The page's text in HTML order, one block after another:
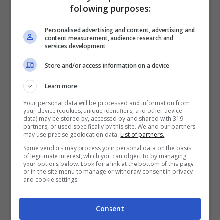
Romagna.Il codice (PNR
n.fidelity per gli altri) è
quindi 1 sola transazione
di acquisto
indipendentemente dal
numero di biglietti. In
questa fase sarà attiva
solo la vendita online.Dalle
10 del 23/1 alle 22 del 25/1
l’acquisto è riservato ai
possessori di fidelity card
following purposes:
Personalised advertising and content, advertising and
content measurement, audience research and
services development
Store and/or access information on a device
Learn more
Your personal data will be processed and information from
your device (cookies, unique identifiers, and other device
data) may be stored by, accessed by and shared with 319
partners, or used specifically by this site. We and our partners
may use precise geolocation data. List of partners.
Some vendors may process your personal data on the basis
of legitimate interest, which you can object to by managing
your options below. Look for a link at the bottom of this page
or in the site menu to manage or withdraw consent in privacy
and cookie settings.
Consent